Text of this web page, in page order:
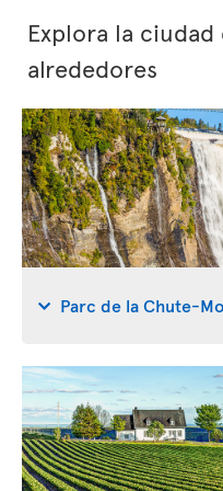
Explora la ciudad
alrededores
Parc de la Chute-